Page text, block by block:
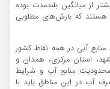
در مجموع حدود ۳ درصد بیشتر از میانگین بلندمدت بوده
که بارش‌های مطلوبی
آبی در همه نقاط کشور
استان مرکزی، همدان و
منابع آب و شرایط
آب در این مناطق باید با